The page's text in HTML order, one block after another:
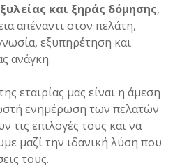
και ξηράς δόμησης,
απέναντι στον πελάτη,
εξυπηρέτηση και
ανάγκη.
εταιρίας μας είναι η άμεση
ενημέρωση των πελατών
τις επιλογές τους και να
μαζί την ιδανική λύση που
τους.